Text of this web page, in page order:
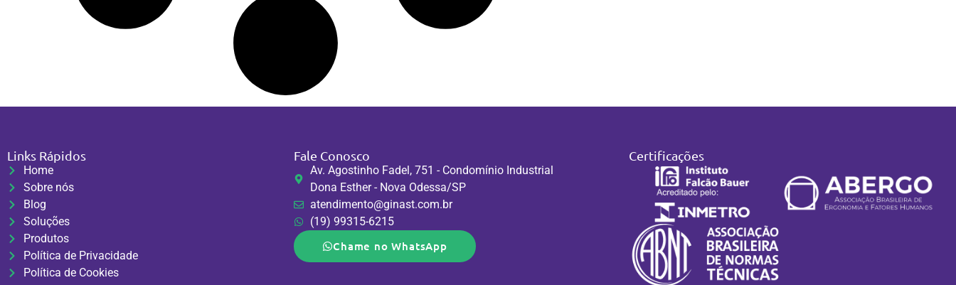
Links Rápidos
Home
Sobre nós
Blog
Soluções
Produtos
Política de Privacidade
Política de Cookies
Fale Conosco
Av. Agostinho Fadel, 751 - Condomínio Industrial
Dona Esther - Nova Odessa/SP
atendimento@ginast.com.br
(19) 99315-6215
Chame no WhatsApp
Certificações